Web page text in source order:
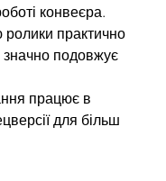
конвеєра.
практично
значно подовжує
працює в
для більш